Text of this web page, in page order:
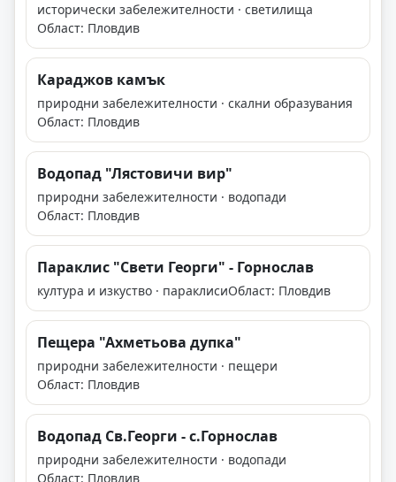
исторически забележителности · светилища
Област: Пловдив
Караджов камък
природни забележителности · скални образувания
Област: Пловдив
Водопад "Лястовичи вир"
природни забележителности · водопади
Област: Пловдив
Параклис "Свети Георги" - Горнослав
култура и изкуство · параклисиОбласт: Пловдив
Пещера "Ахметьова дупка"
природни забележителности · пещери
Област: Пловдив
Водопад Св.Георги - с.Горнослав
природни забележителности · водопади
Област: Пловдив